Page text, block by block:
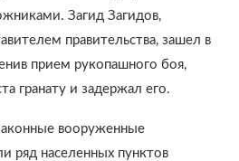
Загид Загидов,
правительства, зашел в
прием рукопашного боя,
гранату и задержал его.
вооруженные
ряд населенных пунктов